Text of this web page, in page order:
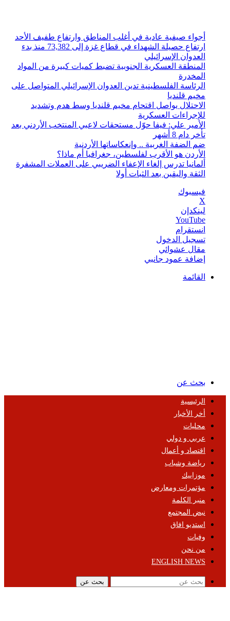
أجواء صيفية عادية في أغلب المناطق وارتفاع طفيف الأحد
ارتفاع حصيلة الشهداء في قطاع غزة إلى 73,382 منذ بدء
العدوان الإسرائيلي
المنطقة العسكرية الجنوبية تضبط كميات كبيرة من المواد
المخدرة
الرئاسة الفلسطينية تدين العدوان الإسرائيلي المتواصل على
مخيم قلنديا
الاحتلال يواصل اقتحام مخيم قلنديا وسط هدم وتشديد
للإجراءات العسكرية
الأمير علي: فيفا حوّل مستحقات لاعبي المنتخب الأردني بعد
تأخر دام 8 أشهر
ضم الضفة الغربية .. وإنعكاساتها الأردنية
الأردن هو الأقرب لفلسطين، جغرافيا أم ماذا؟
ألمانيا تدرس إلغاء الإعفاء الضريبي على العملات المشفرة
الثقة واليقين بعد الثبات أولا
فيسبوك
‫X
لينكدإن
‫YouTube
انستقرام
تسجيل الدخول
مقال عشوائي
إضافة عمود جانبي
القائمة
بحث عن
الرئيسية
أخر الأخبار
محليات
عربي و دولي
اقتصاد و أعمال
رياضة وشباب
موزاييك
مؤتمرات ومعارض
منبر الكلمة
نبض المجتمع
استديو افاق
وفيات
من نحن
ENGLISH NEWS
بحث عن